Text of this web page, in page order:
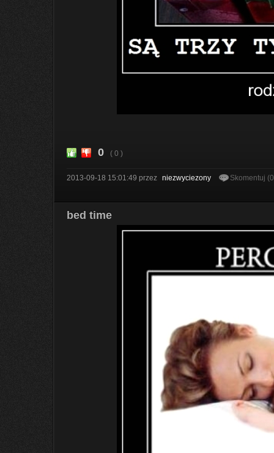
0 ( 0 )
2013-09-18 15:01:49 przez niezwyciezony Skomentuj
bed time